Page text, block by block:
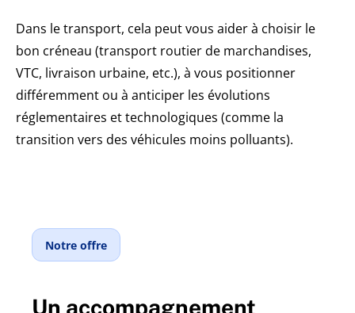
Dans le transport, cela peut vous aider à choisir le
bon créneau (transport routier de marchandises,
VTC, livraison urbaine, etc.), à vous positionner
différemment ou à anticiper les évolutions
réglementaires et technologiques (comme la
transition vers des véhicules moins polluants).
Notre offre
Un accompagnement